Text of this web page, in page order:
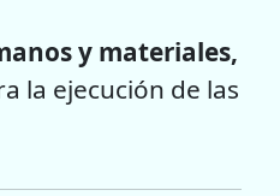
y materiales,
la ejecución de las